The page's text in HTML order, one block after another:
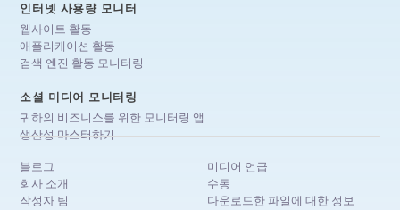
인터넷 사용량 모니터
웹사이트 활동
애플리케이션 활동
검색 엔진 활동 모니터링
소셜 미디어 모니터링
귀하의 비즈니스를 위한 모니터링 앱
생산성 마스터하기
블로그
회사 소개
작성자 팀
미디어 언급
수동
다운로드한 파일에 대한 정보